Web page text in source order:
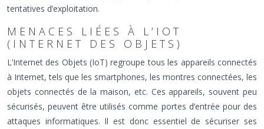
tentatives d’exploitation.
MENACES LIÉES À L’IOT
(INTERNET DES OBJETS)
L’Internet des Objets (IoT) regroupe tous les appareils connectés
à Internet, tels que les smartphones, les montres connectées, les
objets connectés de la maison, etc. Ces appareils, souvent peu
sécurisés, peuvent être utilisés comme portes d’entrée pour des
attaques informatiques. Il est donc essentiel de sécuriser ses